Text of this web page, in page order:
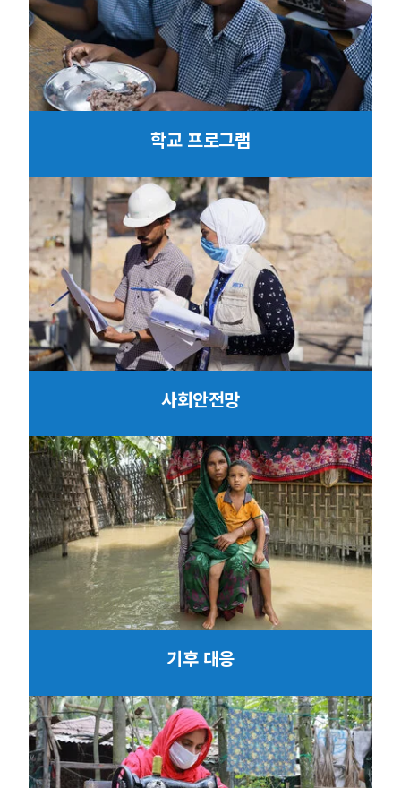
학교 프로그램
사회안전망
기후 대응